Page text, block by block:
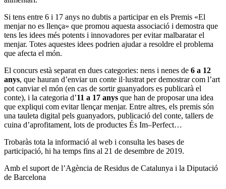
Si tens entre 6 i 17 anys no dubtis a participar en els Premis «El
menjar no es llença» que promou aquesta associació i demostra que
tens les idees més potents i innovadores per evitar malbaratar el
menjar. Totes aquestes idees podrien ajudar a resoldre el problema
que afecta el món.
El concurs està separat en dues categories: nens i nenes de 6 a 12
anys, que hauran d’enviar un conte il·lustrat per demostrar com l’art
pot canviar el món (en cas de sortir guanyadors es publicarà el
conte), i la categoria d’11 a 17 anys que han de proposar una idea
que expliqui com evitar llençar menjar. Entre altres, els premis són
una tauleta digital pels guanyadors, publicació del conte, tallers de
cuina d’aprofitament, lots de productes És Im–Perfect…
Trobaràs tota la informació al web i consulta les bases de
participació, hi ha temps fins al 21 de desembre de 2019.
Amb el suport de l’Agència de Residus de Catalunya i la Diputació
de Barcelona